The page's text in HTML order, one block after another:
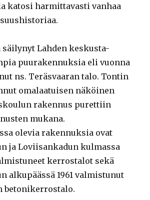
katosi harmittavasti vanhaa
Lahden keskusta-
puurakennuksia eli vuonna
ns. Teräsvaaran talo. Tontin
omalaatuisen näköinen
rakennus purettiin
mukana.
olevia rakennuksia ovat
ja Loviisankadun kulmassa
kerrostalot sekä
alkupäässä 1961 valmistunut
betonikerrostalo.